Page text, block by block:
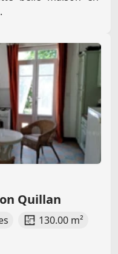
Quillan
130.00 m²